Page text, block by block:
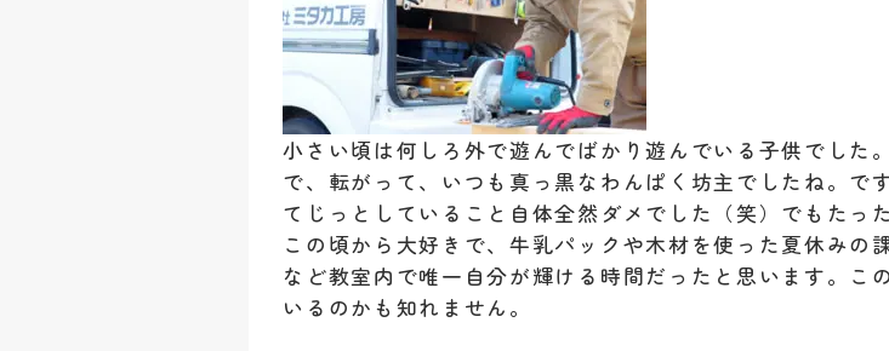
小さい頃は何しろ外で遊んでばかり遊んでいる子供でした
で、転がって、いつも真っ黒なわんぱく坊主でしたね。で
てじっとしていること自体全然ダメでした（笑）でもたっ
この頃から大好きで、牛乳パックや木材を使った夏休みの
など教室内で唯一自分が輝ける時間だったと思います。こ
いるのかも知れません。